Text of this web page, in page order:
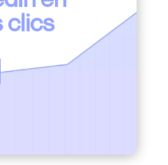
clics